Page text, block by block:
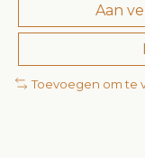
Aan
Toevoegen om te